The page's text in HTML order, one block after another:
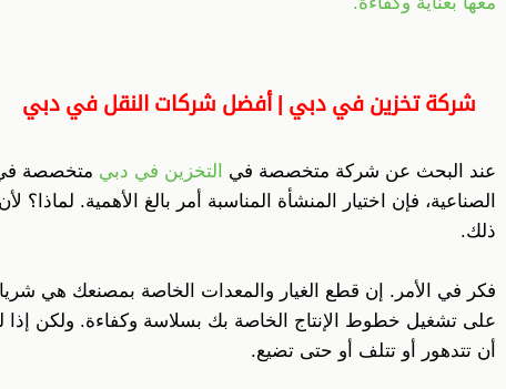
شركة تخزين في دبي | أفضل شركات النقل في دبي
عند البحث عن شركة متخصصة في التخزين في دبي متخصصة في
الصناعية، فإن اختيار المنشأة المناسبة أمر بالغ الأهمية.
ذلك.
فكر في الأمر. إن قطع الغيار والمعدات الخاصة بمصنعك هي
على تشغيل خطوط الإنتاج الخاصة بك بسلاسة وكفاءة. ولكن إذا
أن تتدهور أو تتلف أو حتى تضيع.